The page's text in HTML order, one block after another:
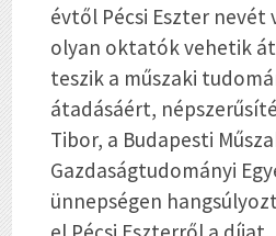
évtől Pécsi Eszter
olyan oktatók vehetik
teszik a műszaki
átadásáért,
Tibor, a Budapesti
Gazdaságtudományi
ünnepségen